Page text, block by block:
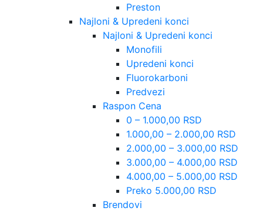
Preston
Najloni & Upredeni konci
Najloni & Upredeni konci
Monofili
Upredeni konci
Fluorokarboni
Predvezi
Raspon Cena
0 – 1.000,00 RSD
1.000,00 – 2.000,00 RSD
2.000,00 – 3.000,00 RSD
3.000,00 – 4.000,00 RSD
4.000,00 – 5.000,00 RSD
Preko 5.000,00 RSD
Brendovi